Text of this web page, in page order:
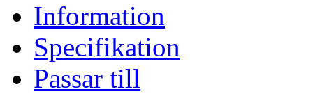
Information
Specifikation
Passar till